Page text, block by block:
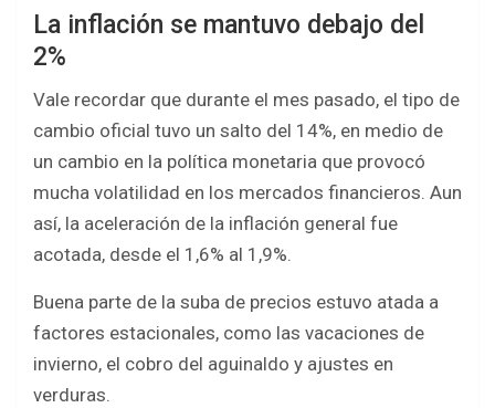
La inflación se mantuvo debajo del
2%
Vale recordar que durante el mes pasado, el tipo de
cambio oficial tuvo un salto del 14%, en medio de
un cambio en la política monetaria que provocó
mucha volatilidad en los mercados financieros. Aun
así, la aceleración de la inflación general fue
acotada, desde el 1,6% al 1,9%.
Buena parte de la suba de precios estuvo atada a
factores estacionales, como las vacaciones de
invierno, el cobro del aguinaldo y ajustes en
verduras.